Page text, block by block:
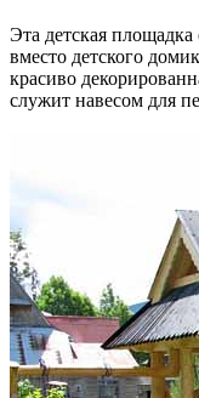
Эта детская
вместо детского
красиво
служит навесом для